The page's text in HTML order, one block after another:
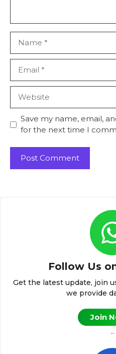
Save my name, email,
for the next time I
Follow Us
Get the latest update, join
we provide
Join
..